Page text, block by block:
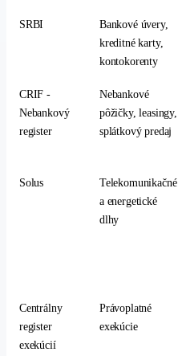
SRBI
Bankové úvery,
kreditné karty,
kontokorenty
CRIF -
Nebankový
register
Nebankové
pôžičky, leasingy,
splátkový predaj
Solus
Telekomunikačné
a energetické
dlhy
Centrálny
register
exekúcií
Právoplatné
exekúcie